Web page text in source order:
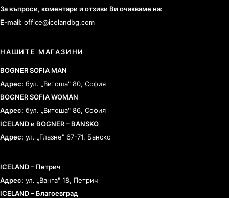
За въпроси, коментари и отзиви Ви очакваме на:
E-mail: office@icelandbg.com
НАШИТЕ МАГАЗИНИ
BOGNER SOFIA MAN
Адрес: бул. „Витоша" 80, София
BOGNER SOFIA WOMAN
Адрес: бул. „Витоша" 86, София
ICELAND и BOGNER – BANSKO
Адрес: ул. „Глазне" 67-71, Банско
ICELAND – Петрич
Адрес: ул. „Ванга" 18, Петрич
ICELAND – Благоевград